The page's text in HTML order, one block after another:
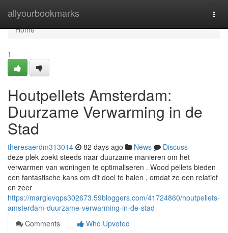
allyourbookmarks
Home
Home
1
Houtpellets Amsterdam:
Duurzame Verwarming in de
Stad
theresaerdm313014 82 days ago News
Discuss
deze plek zoekt steeds naar duurzame manieren om het
verwarmen van woningen te optimaliseren . Wood pellets bieden
een fantastische kans om dit doel te halen , omdat ze een relatief
en zeer
https://margievqps302673.59bloggers.com/41724860/houtpellets-
amsterdam-duurzame-verwarming-in-de-stad
Comments
Who Upvoted